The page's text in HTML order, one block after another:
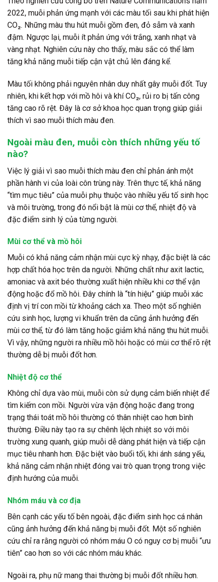
2022, muỗi phản ứng mạnh với các màu tối sau khi phát hiện
CO₂. Những màu thu hút muỗi gồm đen, đỏ sẫm và xanh
đậm. Ngược lại, muỗi ít phản ứng với trắng, xanh nhạt và
vàng nhạt. Nghiên cứu này cho thấy, màu sắc có thể làm
tăng khả năng muỗi tiếp cận vật chủ lên đáng kể.
Màu tối không phải nguyên nhân duy nhất gây muỗi đốt. Tuy
nhiên, khi kết hợp với mồ hôi và khí CO₂, rủi ro bị tấn công
tăng cao rõ rệt. Đây là cơ sở khoa học quan trọng giúp giải
thích vì sao muỗi thích màu đen.
Ngoài màu đen, muỗi còn thích những yếu tố
nào?
Việc lý giải vì sao muỗi thích màu đen chỉ phản ánh một
phần hành vi của loài côn trùng này. Trên thực tế, khả năng
“tìm mục tiêu” của muỗi phụ thuộc vào nhiều yếu tố sinh học
và môi trường, trong đó nổi bật là mùi cơ thể, nhiệt độ và
đặc điểm sinh lý của từng người.
Mùi cơ thể và mồ hôi
Muỗi có khả năng cảm nhận mùi cực kỳ nhạy, đặc biệt là các
hợp chất hóa học trên da người. Những chất như axit lactic,
amoniac và axit béo thường xuất hiện nhiều khi cơ thể vận
động hoặc đổ mồ hôi. Đây chính là “tín hiệu” giúp muỗi xác
định vị trí con mồi từ khoảng cách xa. Theo một số nghiên
cứu sinh học, lượng vi khuẩn trên da cũng ảnh hưởng đến
mùi cơ thể, từ đó làm tăng hoặc giảm khả năng thu hút muỗi.
Vì vậy, những người ra nhiều mồ hôi hoặc có mùi cơ thể rõ rệt
thường dễ bị muỗi đốt hơn.
Nhiệt độ cơ thể
Không chỉ dựa vào mùi, muỗi còn sử dụng cảm biến nhiệt để
tìm kiếm con mồi. Người vừa vận động hoặc đang trong
trạng thái toát mồ hôi thường có thân nhiệt cao hơn bình
thường. Điều này tạo ra sự chênh lệch nhiệt so với môi
trường xung quanh, giúp muỗi dễ dàng phát hiện và tiếp cận
mục tiêu nhanh hơn. Đặc biệt vào buổi tối, khi ánh sáng yếu,
khả năng cảm nhận nhiệt đóng vai trò quan trọng trong việc
định hướng của muỗi.
Nhóm máu và cơ địa
Bên cạnh các yếu tố bên ngoài, đặc điểm sinh học cá nhân
cũng ảnh hưởng đến khả năng bị muỗi đốt. Một số nghiên
cứu chỉ ra rằng người có nhóm máu O có nguy cơ bị muỗi “ưu
tiên” cao hơn so với các nhóm máu khác.
Ngoài ra, phụ nữ mang thai thường bị muỗi đốt nhiều hơn.